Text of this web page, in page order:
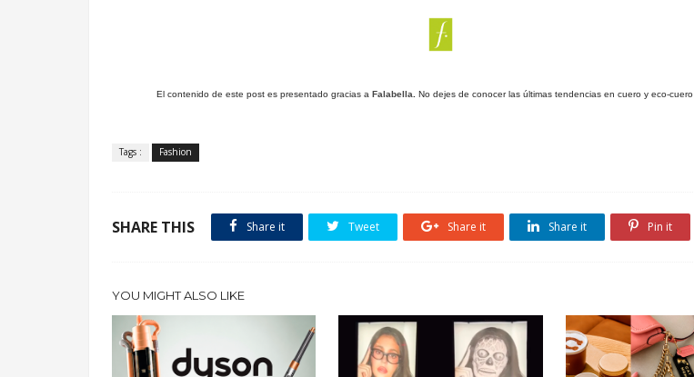
El contenido de este post es presentado gracias a Falabella No dejes de conocer las últimas tendencias en cuero y eco-cuero
Tags : Fashion
SHARE THIS Share it Tweet Share it Share it Pin it
YOU MIGHT ALSO LIKE